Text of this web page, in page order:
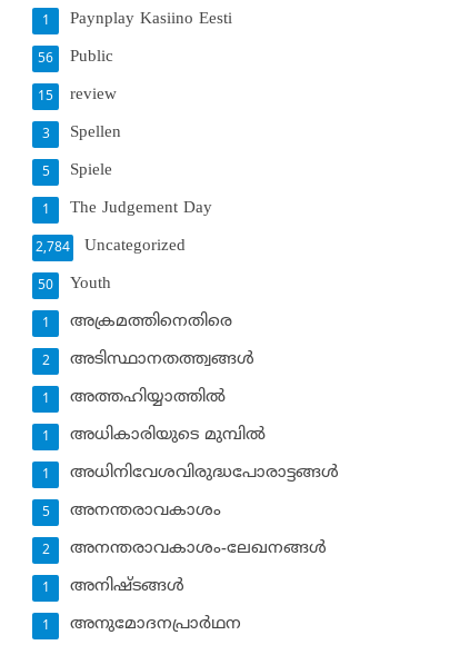
Paynplay Kasiino Eesti
1
Public
56
review
15
Spellen
3
Spiele
5
The Judgement Day
1
Uncategorized
2,784
Youth
50
അക്രമത്തിനെതിരെ
1
അടിസ്ഥാനതത്ത്വങ്ങള്‍
2
അത്തഹിയ്യാത്തില്‍
1
അധികാരിയുടെ മുമ്പില്‍
1
അധിനിവേശവിരുദ്ധപോരാട്ടങ്ങള്‍
1
അനന്തരാവകാശം
5
അനന്തരാവകാശം-ലേഖനങ്ങള്‍
2
അനിഷ്ടങ്ങള്‍
1
അനുമോദനപ്രാര്‍ഥന
1